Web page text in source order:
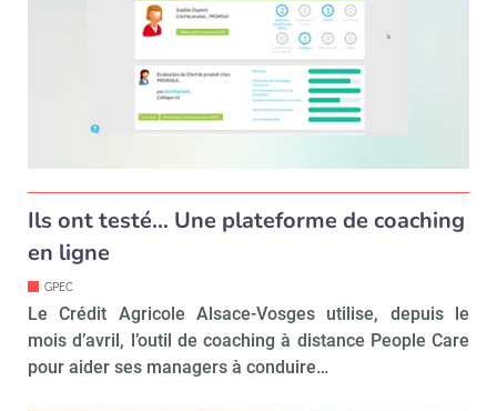
Ils ont testé… Une plateforme de coaching
en ligne
GPEC
Le Crédit Agricole Alsace-Vosges utilise, depuis le
mois d’avril, l’outil de coaching à distance People Care
pour aider ses managers à conduire…